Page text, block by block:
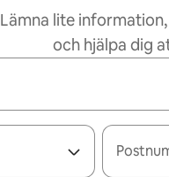
Lämna lite
och hjälpa dig